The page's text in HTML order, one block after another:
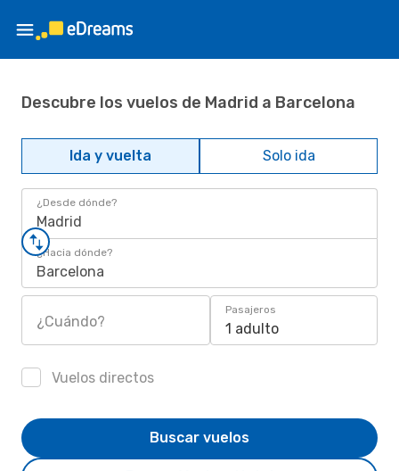
Descubre los vuelos de Madrid a Barcelona
Ida y vuelta Solo ida
¿Desde dónde?
Madrid
¿Hacia dónde?
Barcelona
¿Cuándo?
Pasajeros
1 adulto
Vuelos directos
Buscar vuelos